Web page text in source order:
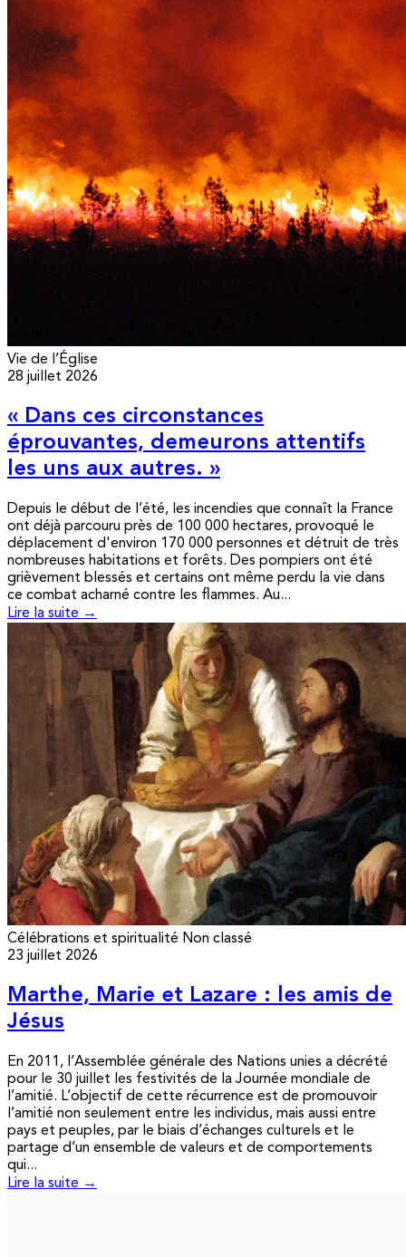
Vie de l’Église
28 juillet 2026
« Dans ces circonstances
éprouvantes, demeurons attentifs
les uns aux autres. »
Depuis le début de l’été, les incendies que connaît la France
ont déjà parcouru près de 100 000 hectares, provoqué le
déplacement d'environ 170 000 personnes et détruit de très
nombreuses habitations et forêts. Des pompiers ont été
grièvement blessés et certains ont même perdu la vie dans
ce combat acharné contre les flammes. Au...
Lire la suite →
Célébrations et spiritualité Non classé
23 juillet 2026
Marthe, Marie et Lazare : les amis de
Jésus
En 2011, l’Assemblée générale des Nations unies a décrété
pour le 30 juillet les festivités de la Journée mondiale de
l’amitié. L’objectif de cette récurrence est de promouvoir
l’amitié non seulement entre les individus, mais aussi entre
pays et peuples, par le biais d’échanges culturels et le
partage d’un ensemble de valeurs et de comportements
qui...
Lire la suite →